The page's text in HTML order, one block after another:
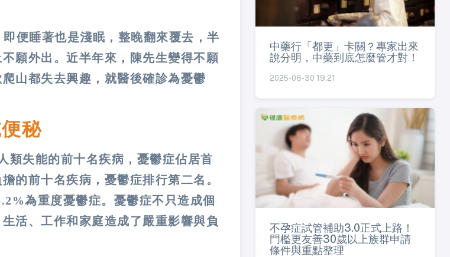
便睡著也是淺眠，整晚翻來覆去，半
願外出。近半年來，陳先生變得不願
山都失去興趣，就醫後確診為憂鬱
便秘
類失能的前十名疾病，憂鬱症佔居首
的前十名疾病，憂鬱症排行第二名。
為重度憂鬱症。憂鬱症不只造成個
活、工作和家庭造成了嚴重影響與負
中藥行「都更」卡關？專家出來
說分明，中藥到底怎麼管才對！
2025-06-30 19:21
不孕症試管補助3.0正式上路！
門檻更友善30歲以上族群申請
條件與重點整理